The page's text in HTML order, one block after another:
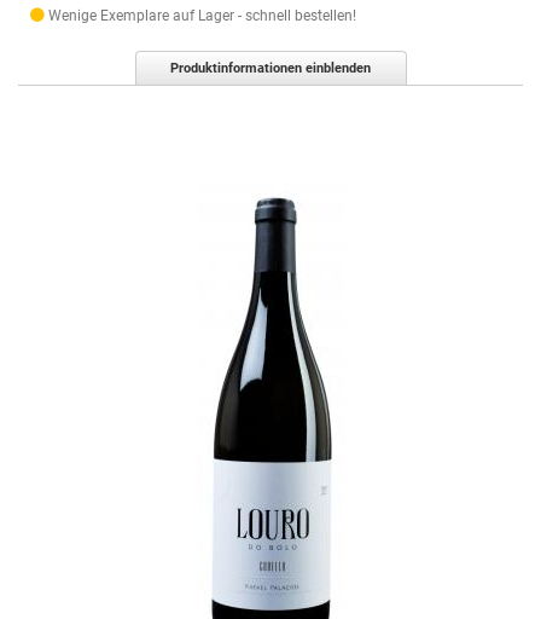
Wenige Exemplare auf Lager - schnell bestellen!
Produktinformationen einblenden